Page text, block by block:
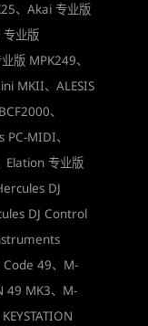
、Akai 专业版
业版
版 MPK249、
MKII、ALESIS
、
MIDI、
Elation 专业版
DJ
DJ Control
49、M-
49 MK3、M-